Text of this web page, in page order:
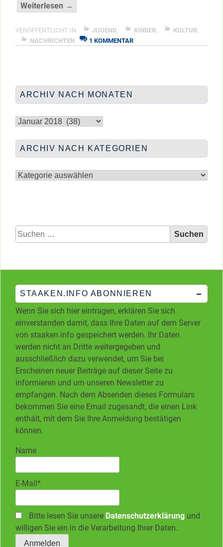
Weiterlesen →
Produktionen
&
VERÖFFENTLICHT IN JUGEND KINDER KULTUR
NACHRICHTEN
1 KOMMENTARZU
WINTER-
ARCHIV NACH MONATEN
nach
ARCHIV NACH KATEGORIEN
nach
Suchen
nach:
STAAKEN.INFO ABONNIEREN
Wenn Sie sich hier eintragen, erklären Sie sich
einverstanden damit, dass Ihre Daten auf dem Server
von staaken.info gespeichert werden. Ihr Daten
werden nicht an Dritte weitergegeben und
ausschließlich dazu verwendet, um Sie bei
Erscheinen neuer Beiträge auf dieser Seite zu
informieren und um unseren Newsletter zu
empfangen. Nach dem Absenden dieses Formulars
bekommen Sie eine Email zugesandt, die einen Link
enthält, mit dem Sie Ihre Anmeldung bestätigen
können.
Name
E-Mail*
Bitte lesen Sie unsere Datenschutzerklärung und
willigen Sie ein in die Verarbeitung Ihrer Daten.